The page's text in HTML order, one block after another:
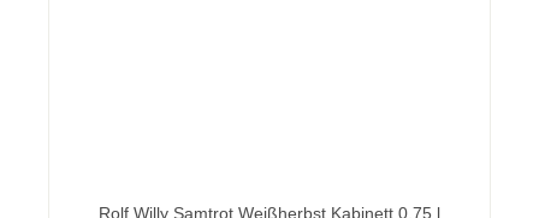
Rolf Willy Samtrot Weißherbst Kabinett 0,75 l